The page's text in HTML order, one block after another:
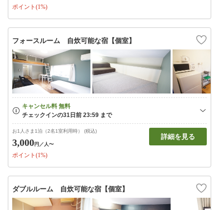
ポイント(1%)
フォースルーム 自炊可能な宿【個室】
お1人さま1泊（2名1室利用時） (税込)
3,000円 ／人〜
ポイント(1%)
詳細を見る
ダブルルーム 自炊可能な宿【個室】